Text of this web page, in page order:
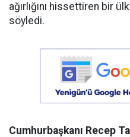
ağırlığını hissettiren bir
söyledi.
Cumhurbaşkanı Recep